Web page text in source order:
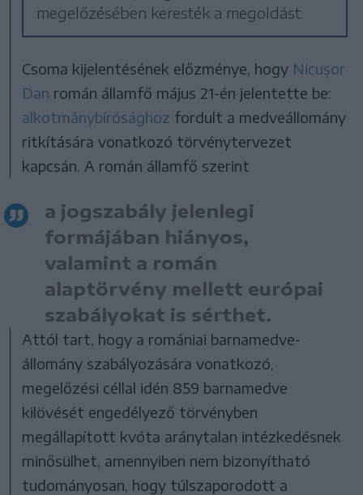
megelőzésében keresték a megoldást.
Csoma kijelentésének előzménye, hogy Nicușor
Dan román államfő május 21-én jelentette be:
alkotmánybírósághoz fordult a medveállomány
ritkítására vonatkozó törvénytervezet
kapcsán. A román államfő szerint
a jogszabály jelenlegi
formájában hiányos,
valamint a román
alaptörvény mellett európai
szabályokat is sérthet.
Attól tart, hogy a romániai barnamedve-
állomány szabályozására vonatkozó,
megelőzési céllal idén 859 barnamedve
kilövését engedélyező törvényben
megállapított kvóta aránytalan intézkedésnek
minősülhet, amennyiben nem bizonyítható
tudományosan, hogy túlszaporodott a